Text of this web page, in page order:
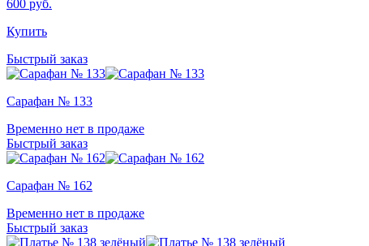
600 руб.
Купить
Быстрый заказ
Сарафан № 133
Временно нет в продаже
Быстрый заказ
Сарафан № 162
Временно нет в продаже
Быстрый заказ